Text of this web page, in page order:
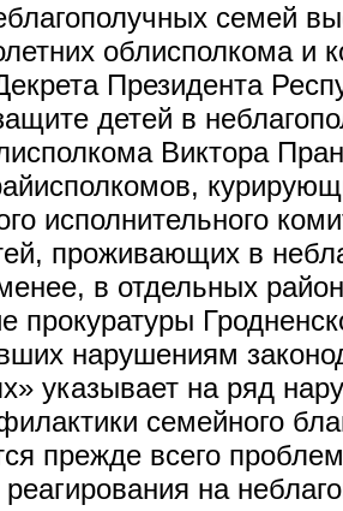
семей
облисполкома и
Президента
детей в
Виктора
исполнительного
проживающих в
в отдельных
нарушениям
указывает на ряд
семейного
прежде всего
на